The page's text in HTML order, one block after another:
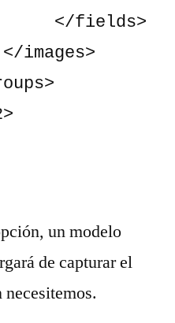
un modelo
de capturar el